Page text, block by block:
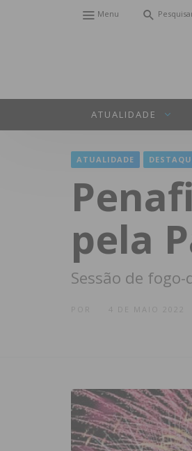
Menu
ATUALIDADE
ATUALIDADE
pela
Sessão de
4 DE MAIO 2022